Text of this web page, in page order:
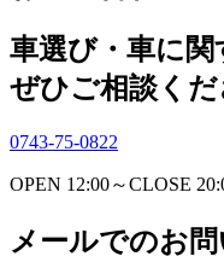
車選び・車に関
ぜひご相談く
0743-75-0822
OPEN 12:00～CLOSE
メールでのお